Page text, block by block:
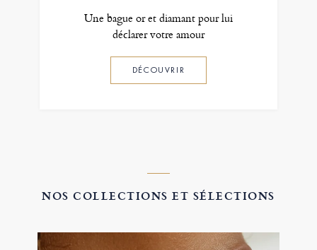
Une bague or et diamant pour lui
déclarer votre amour
DÉCOUVRIR
NOS COLLECTIONS ET SÉLECTIONS